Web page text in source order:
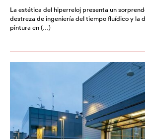
La estética del hiperreloj presenta un
destreza de ingeniería del tiempo fluídico y la
pintura en (…)